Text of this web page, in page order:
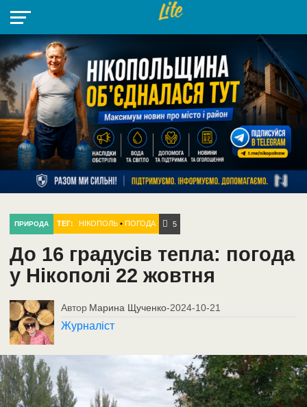
НІКОПОЛЬ
РАЙОН
СІЧЕСЛАВСЬКА
УКРАЇНА
РЕТРО
НІКОПОЛЬ
ЛАЙТ
УКРАЇНА
ДОПОМОГА
РАДІО
ПРИРОДА ТЕГ: НІКОПОЛЬ• ПОГОДА 5
До 16 градусів тепла: погода
у Нікополі 22 жовтня
Автор Марина Щученко-2024-10-21
Журналіст